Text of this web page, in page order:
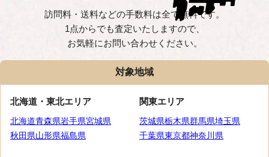
訪問料・送料などの手数料は全て無料です。
1点からでも査定いたしますので、
お気軽にお問い合わせください。
対象地域
北海道・ 東北エリア
北海道青森県岩手県宮城県
秋田県山形県福島県
関東エリア
茨城県栃木県群馬県埼玉県
千葉県東京都神奈川県